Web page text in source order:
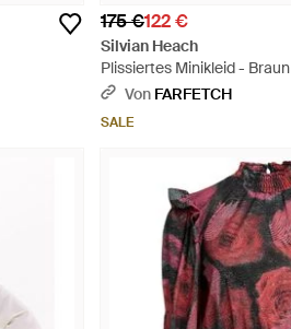
175 €122 €
Silvian Heach
Plissiertes Minikleid - Braun
Von FARFETCH
SALE